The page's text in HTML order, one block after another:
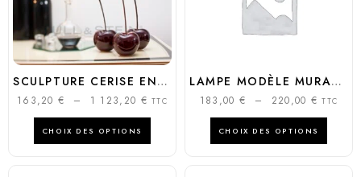
SCULPTURE CERISE EN PORCELAINE
163,20€ – 1 123,20 € TTC
CHOIX DES OPTIONS
LAMPE MODÈLE MURANO
183,00 € – 220,00 € TTC
CHOIX DES OPTIONS